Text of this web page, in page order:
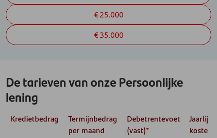
€ 25.000
€ 35.000
De tarieven van onze Persoonlijke
lening
Kredietbedrag
Termijnbedrag
per maand
Debetrentevoet
(vast)*